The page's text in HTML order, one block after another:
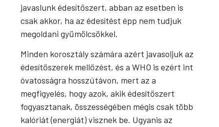
javaslunk édesítőszert, abban az esetben is
csak akkor, ha az édesítést épp nem tudjuk
megoldani gyümölcsökkel.
Minden korosztály számára azért javasoljuk az
édesítőszerek mellőzést, és a WHO is ezért int
óvatosságra hosszútávon, mert az a
megfigyelés, hogy azok, akik édesítőszert
fogyasztanak, összességében mégis csak több
kalóriát (energiát) visznek be. Ugyanis az